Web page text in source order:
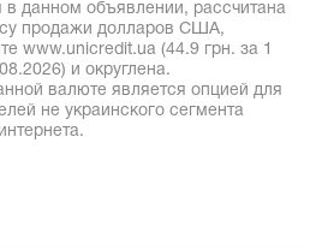
в данном объявлении, рассчитана
продажи долларов США,
www.unicredit.ua (44.9 грн. за 1
и округлена.
валюте является опцией для
не украинского сегмента
интернета.